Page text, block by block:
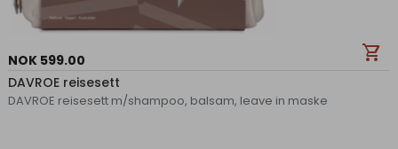
NOK 599.00 shopping_cart
DAVROE reisesett
DAVROE reisesett m/shampoo, balsam, leave in maske